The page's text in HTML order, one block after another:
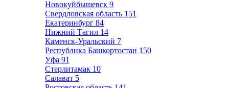
Новокуйбышевск 9
Свердловская область 151
Екатеринбург 84
Нижний Тагил 14
Каменск-Уральский 7
Республика Башкортостан 150
Уфа 91
Стерлитамак 10
Салават 5